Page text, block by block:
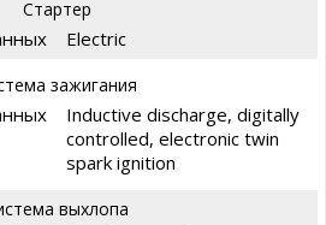
Стартер
Electric
зажигания
Inductive discharge, digitally
controlled, electronic twin
spark ignition
выхлопа